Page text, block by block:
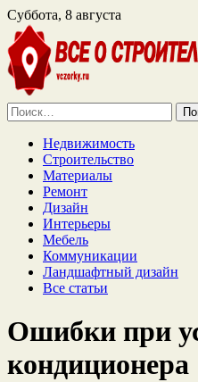
Суббота, 8 августа
Найти:
Недвижимость
Строительство
Материалы
Ремонт
Дизайн
Интерьеры
Мебель
Коммуникации
Ландшафтный дизайн
Все статьи
Ошибки при
кондиционера